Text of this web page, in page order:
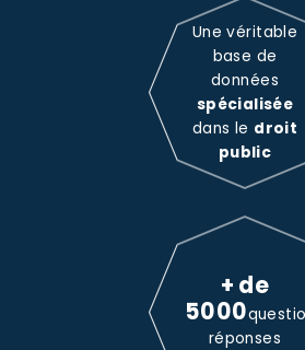
Une véritable
base de
données
spécialisée
dans le droit
public
+ de
5000
réponses